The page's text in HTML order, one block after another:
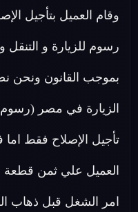
وقام العميل بتأجيل
رسوم للزيارة و
بموجب القانون ونحن
الزيارة في مصر
تأجيل الإصلاح فقط
العميل علي ثمن قطعة
امر الشغل قبل ذهاب